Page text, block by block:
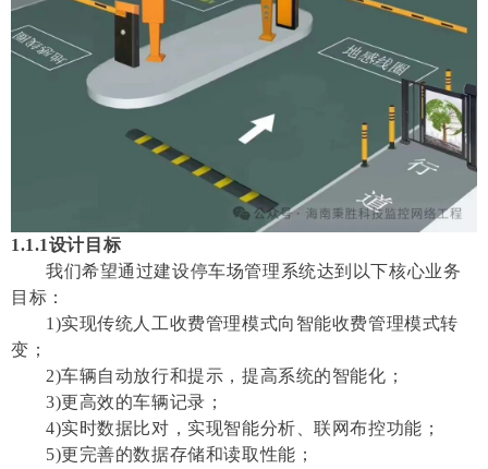
1.1.1设计目标
我们希望通过建设停车场管理系统达到以下核心业务
目标：
1)实现传统人工收费管理模式向智能收费管理模式转
变；
2)车辆自动放行和提示，提高系统的智能化；
3)更高效的车辆记录；
4)实时数据比对，实现智能分析、联网布控功能；
5)更完善的数据存储和读取性能；